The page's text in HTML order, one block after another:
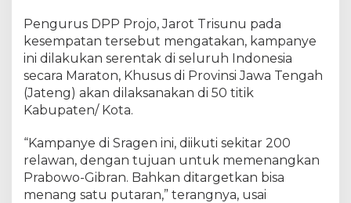
Pengurus DPP Projo, Jarot Trisunu pada
kesempatan tersebut mengatakan, kampanye
ini dilakukan serentak di seluruh Indonesia
secara Maraton, Khusus di Provinsi Jawa Tengah
(Jateng) akan dilaksanakan di 50 titik
Kabupaten/ Kota.
“Kampanye di Sragen ini, diikuti sekitar 200
relawan, dengan tujuan untuk memenangkan
Prabowo-Gibran. Bahkan ditargetkan bisa
menang satu putaran,” terangnya, usai